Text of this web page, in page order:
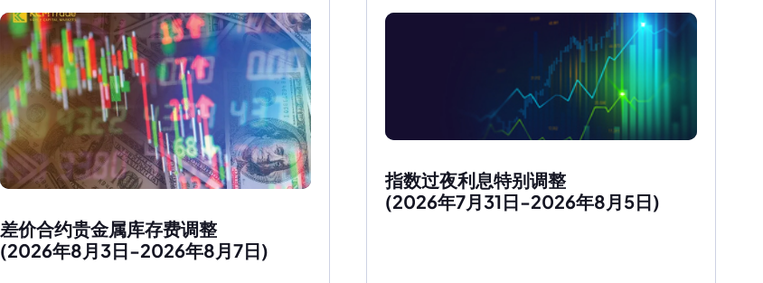
差价合约贵金属库存费调整
(2026年8月3日-2026年8月7日)
指数过夜利息特别调整
(2026年7月31日-2026年8月5日)